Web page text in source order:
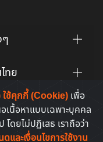
ใช้คุกกี้ (Cookie) เพื่อ
นื้อหาแบบเฉพาะบุคคล
ดยไม่ปฏิเสธ เราถือว่า
และเงื่อนไขการใช้งาน
ทย
ย